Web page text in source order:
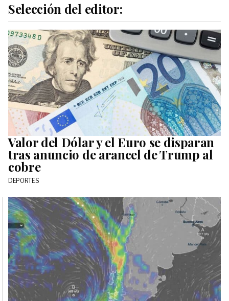
Selección del editor:
Valor del Dólar y el Euro se disparan
tras anuncio de arancel de Trump al
cobre
DEPORTES